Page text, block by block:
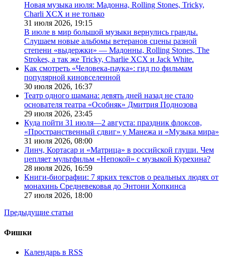
Новая музыка июля: Мадонна, Rolling Stones, Tricky,
Charli XCX и не только
31 июля 2026, 19:15
В июле в мир большой музыки вернулись гранды.
Слушаем новые альбомы ветеранов сцены разной
степени «выдержки» — Мадонны, Rolling Stones, The
Strokes, а так же Tricky, Charlie XCX и Jack White.
Как смотреть «Человека-паука»: гид по фильмам
популярной киновселенной
30 июля 2026, 16:37
Театр одного шамана: девять дней назад не стало
основателя театра «Особняк» Дмитрия Поднозова
29 июля 2026, 23:45
Куда пойти 31 июля—2 августа: праздник флоксов,
«Пространственный сдвиг» у Манежа и «Музыка мира»
31 июля 2026, 08:00
Линч, Кортасар и «Матрица» в российской глуши. Чем
цепляет мультфильм «Непокой» с музыкой Курехина?
28 июля 2026, 16:59
Книги-биографии: 7 ярких текстов о реальных людях от
монахинь Средневековья до Энтони Хопкинса
27 июля 2026, 18:00
Предыдущие статьи
Фишки
Календарь в RSS